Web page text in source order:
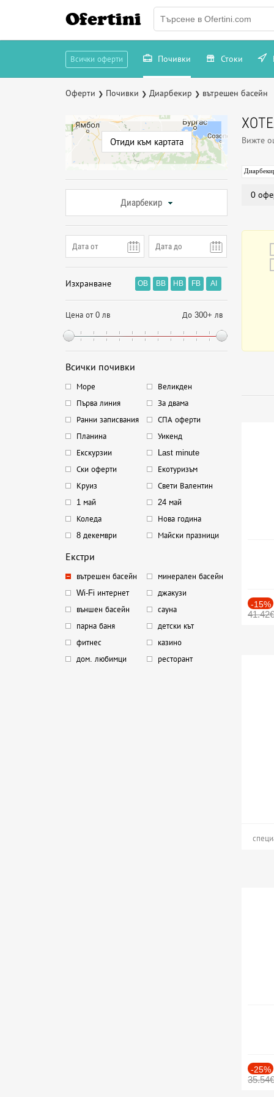
Ofertini
Всички оферти Почивки Стоки
Оферти ❯ Почивки ❯ Диарбекир ❯ вътрешен басейн
Отиди към картата
Диарбекир
Изхранване OB BB HB FB AI
Цена от 0 лв До 300+ лв
Всички почивки
Море
Великден
Първа линия
За двама
Ранни записвания
СПА оферти
Планина
Уикенд
Екскурзии
Last minute
Ски оферти
Екотуризъм
Круиз
Свети Валентин
1 май
24 май
Коледа
Нова година
8 декември
Майски празници
Екстри
вътрешен басейн
минерален басейн
Wi-Fi интернет
джакузи
външен басейн
сауна
парна баня
детски кът
фитнес
казино
дом. любимци
ресторант
Вижте
0
-15%
41.42€
-25%
35.54€